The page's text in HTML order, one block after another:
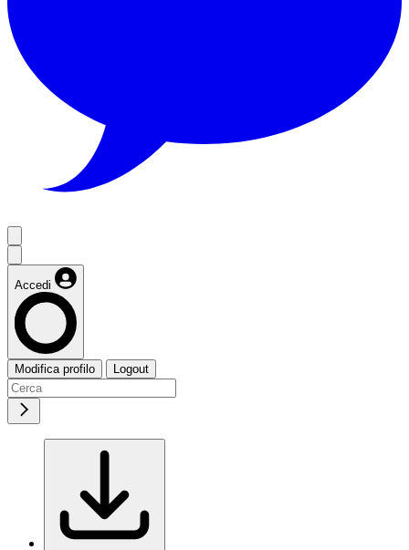
Accedi
Modifica profilo Logout